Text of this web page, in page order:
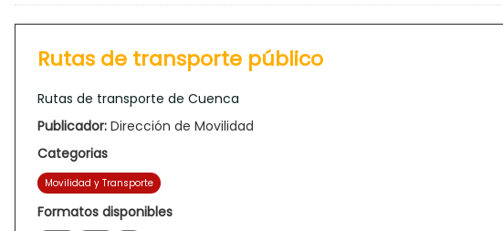
Rutas de transporte público
Rutas de transporte de Cuenca
Publicador: Dirección de Movilidad
Categorias
Movilidad y Transporte
Formatos disponibles